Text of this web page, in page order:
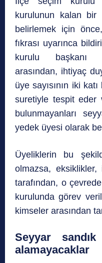
kurulunun kalan
belirlemek için
fıkrası uyarınca
kurulu başkanı
arasından, ihtiyaç
üye sayısının iki
suretiyle tespit eder
bulunmayanları
yedek üyesi olarak
Üyeliklerin bu
olmazsa,
tarafından, o
kurulunda görev
kimseler arasından
Seyyar
alamayacaklar